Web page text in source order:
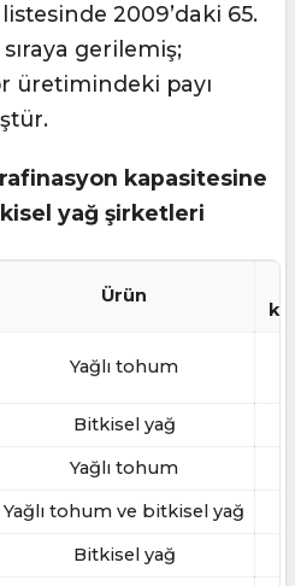
2009’daki 65.
gerilemiş;
üretimindeki payı
kapasitesine
yağ şirketleri
Ürün
Yağlı tohum
Bitkisel yağ
Yağlı tohum
Yağlı tohum ve bitkisel yağ
Bitkisel yağ